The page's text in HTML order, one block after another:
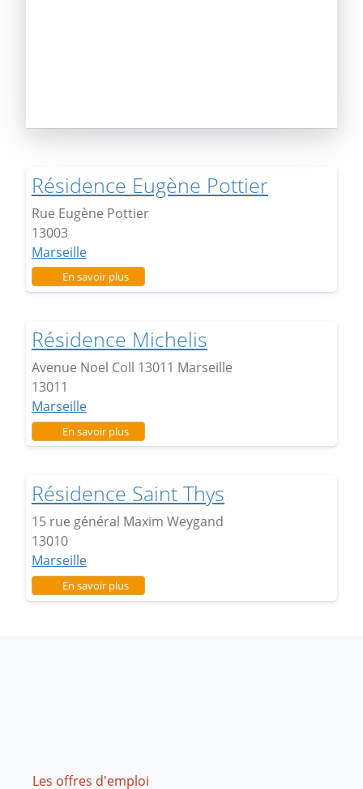
Résidence Eugène Pottier
Rue Eugène Pottier
13003
Marseille
En savoir plussur Résidence Eugène Pottier
Résidence Michelis
Avenue Noel Coll 13011 Marseille
13011
Marseille
En savoir plussur Résidence Michelis
Résidence Saint Thys
15 rue général Maxim Weygand
13010
Marseille
En savoir plussur Résidence Saint Thys
Footer
Les offres d'emploi